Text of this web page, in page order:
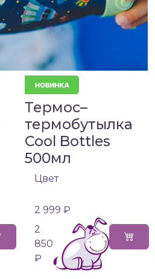
Термос–
термобутылка
Cool Bottles
500мл
Цвет
2 999 ₽
2
850
₽